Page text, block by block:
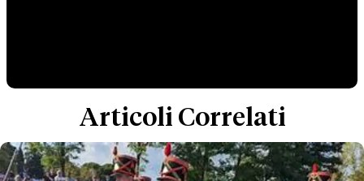
Articoli Correlati